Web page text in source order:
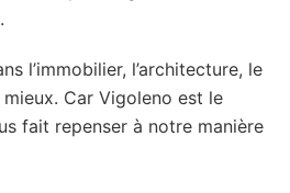
l’immobilier, l’architecture, le
Car Vigoleno est le
fait repenser à notre manière